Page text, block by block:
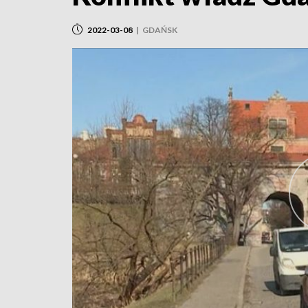
2022-03-08 | GDAŃSK